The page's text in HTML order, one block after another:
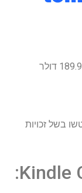
בשל זכויות
סקירת Kindle Colorsoft 2026: